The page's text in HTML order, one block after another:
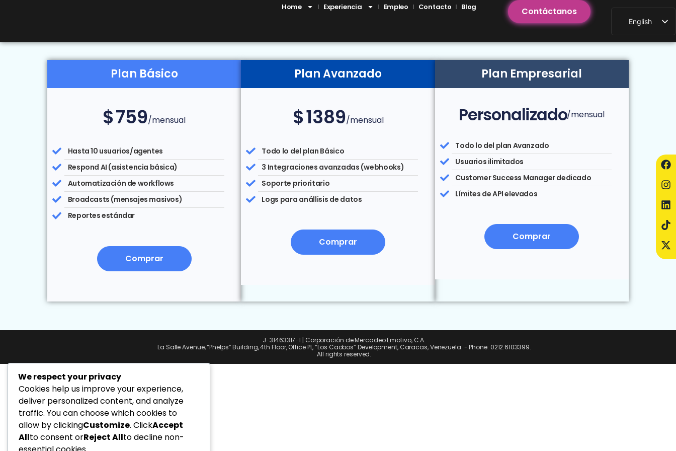
Contáctanos
English
Home Experiencia Empleo Contacto Blog
Plan Básico
$759/mensual
Hasta 10 usuarios/agentes
Respond AI (asistencia básica)
Automatización de workflows
Broadcasts (mensajes masivos)
Reportes estándar
Comprar
Plan Avanzado
$1389/mensual
Todo lo del plan Básico
3 Integraciones avanzadas (webhooks)
Soporte prioritario
Logs para anállisis de datos
Comprar
Plan Empresarial
Personalizado/mensual
Todo lo del plan Avanzado
Usuarios ilimitados
Customer Success Manager dedicado
Límites de API elevados
Comprar
J-31463317-1 | Corporación de Mercadeo Emotivo, C.A.
La Salle Avenue, “Phelps” Building, 4th Floor, Office PL, “Los Caobos” Development, Caracas, Venezuela. - Phone: 0212.6103399.
All rights reserved.
We respect your privacy
Cookies help us improve your experience,
deliver personalized content, and analyze
traffic. You can choose which cookies to
allow by clickingCustomize. ClickAccept
Allto consent orReject Allto decline non-